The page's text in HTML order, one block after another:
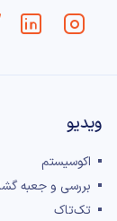
ویدیو
اکوسیستم
بررسی و جعبه
تک‌تاک